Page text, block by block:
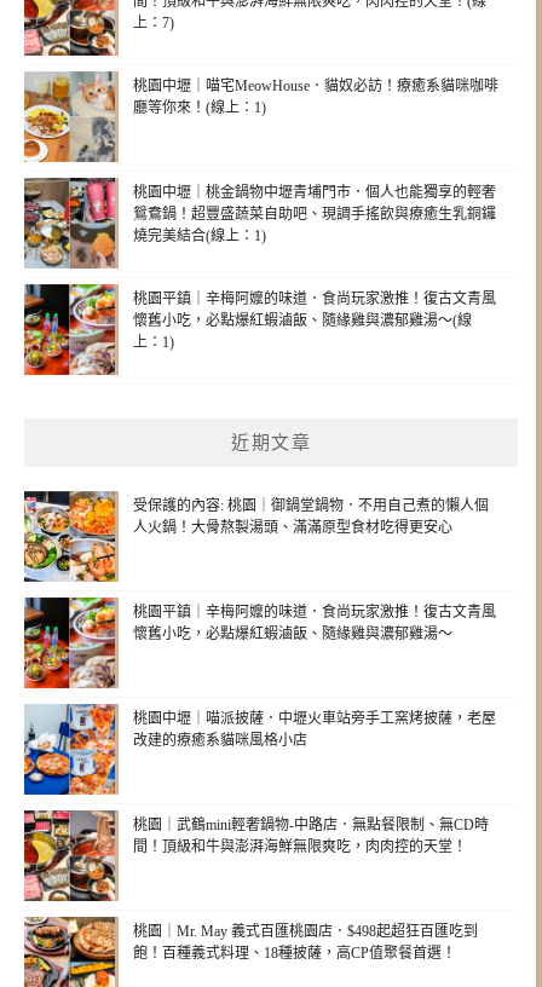
上：7)
桃園中壢｜喵宅MeowHouse．貓奴必訪！療癒系貓咪咖啡
廳等你來！(線上：1)
桃園中壢｜桃金鍋物中壢青埔門市．個人也能獨享的輕奢
鴛鴦鍋！超豐盛蔬菜自助吧、現調手搖飲與療癒生乳銅鑼
燒完美結合(線上：1)
桃園平鎮｜辛梅阿嬤的味道．食尚玩家激推！復古文青風
懷舊小吃，必點爆紅蝦滷飯、隨緣雞與濃郁雞湯～(線
上：1)
近期文章
受保護的內容: 桃園｜御鍋堂鍋物．不用自己煮的懶人個
人火鍋！大骨熬製湯頭、滿滿原型食材吃得更安心
桃園平鎮｜辛梅阿嬤的味道．食尚玩家激推！復古文青風
懷舊小吃，必點爆紅蝦滷飯、隨緣雞與濃郁雞湯～
桃園中壢｜喵派披薩．中壢火車站旁手工窯烤披薩，老屋
改建的療癒系貓咪風格小店
桃園｜武鶴mini輕奢鍋物-中路店．無點餐限制、無CD時
間！頂級和牛與澎湃海鮮無限爽吃，肉肉控的天堂！
桃園｜Mr. May 義式百匯桃園店．$498起超狂百匯吃到
飽！百種義式料理、18種披薩，高CP值聚餐首選！